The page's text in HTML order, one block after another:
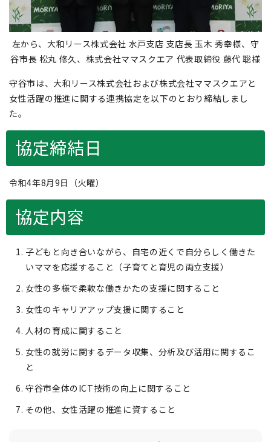
左から、大和リース株式会社 水戸支店 支店長 玉木 秀幸様、守
谷市長 松丸 修久、株式会社ママスクエア 代表取締役 藤代 聡様
守谷市は、大和リース株式会社および株式会社ママスクエアと
女性活躍の推進に関する連携協定を以下のとおり締結しまし
た。
協定締結日
令和4年8月9日（火曜）
協定内容
子どもと向き合いながら、自宅の近くで自分らしく働きた
いママを応援すること（子育てと育児の両立支援）
女性の多様で柔軟な働きかたの支援に関すること
女性のキャリアアップ支援に関すること
人材の育成に関すること
女性の就労に関するデータ収集、分析及び活用に関するこ
と
守谷市全体のICT技術の向上に関すること
その他、女性活躍の推進に資すること